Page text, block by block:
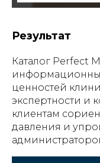
Результат
Каталог Perfect
ценностей
экспертности и
клиентам
давления и